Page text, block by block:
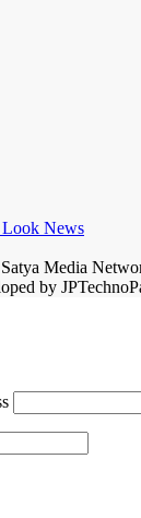
Media
by